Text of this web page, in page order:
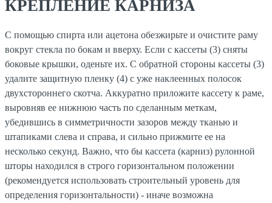
КРЕПЛЕНИЕ КАРНИЗА
С помощью спирта или ацетона обезжирьте и очистите раму
вокруг стекла по бокам и вверху. Если с кассеты (3) сняты
боковые крышки, оденьте их. С обратной стороны кассеты (3)
удалите защитную пленку (4) с уже наклеенных полосок
двухстороннего скотча. Аккуратно приложите кассету к раме,
выровняв ее нижнюю часть по сделанным меткам,
убедившись в симметричности зазоров между тканью и
штапиками слева и справа, и сильно прижмите ее на
несколько секунд. Важно, что бы кассета (карниз) рулонной
шторы находился в строго горизонтальном положении
(рекомендуется использовать строительный уровень для
определения горизонтальности) - иначе возможна